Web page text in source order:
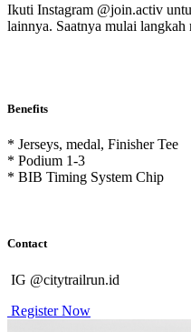
Ikuti Instagram @join.activ
lainnya. Saatnya mulai
Benefits
* Jerseys, medal, Finisher Tee
* Podium 1-3
* BIB Timing System Chip
Contact
IG @citytrailrun.id
Register Now